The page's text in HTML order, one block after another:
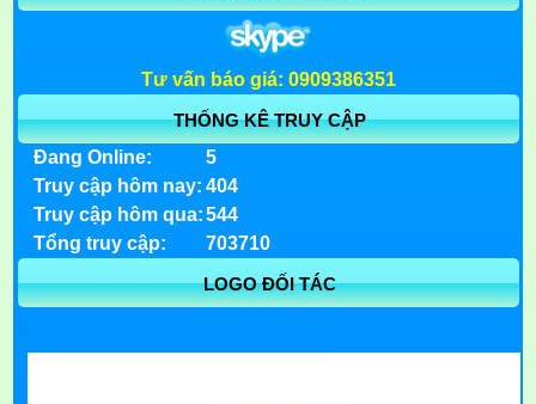
Tư vấn báo giá: 0909386351
THỐNG KÊ TRUY CẬP
Đang Online:
5
Truy cập hôm nay: 404
Truy cập hôm qua: 544
Tổng truy cập:
703710
LOGO ĐỐI TÁC